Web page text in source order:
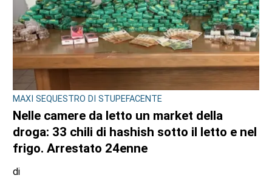
MAXI SEQUESTRO DI STUPEFACENTE
Nelle camere da letto un market della
droga: 33 chili di hashish sotto il letto e nel
frigo. Arrestato 24enne
di